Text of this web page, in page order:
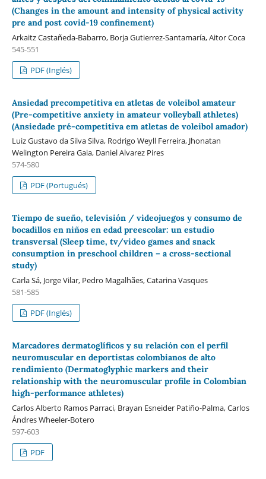
(Changes in the amount and intensity of physical activity
pre and post covid-19 confinement)
Arkaitz Castañeda-Babarro, Borja Gutierrez-Santamaría, Aitor Coca
545-551
PDF (Inglés)
Ansiedad precompetitiva en atletas de voleibol amateur
(Pre-competitive anxiety in amateur volleyball athletes)
(Ansiedade pré-competitiva em atletas de voleibol amador)
Luiz Gustavo da Silva Silva, Rodrigo Weyll Ferreira, Jhonatan
Welington Pereira Gaia, Daniel Alvarez Pires
574-580
PDF (Portugués)
Tiempo de sueño, televisión / videojuegos y consumo de
bocadillos en niños en edad preescolar: un estudio
transversal (Sleep time, tv/video games and snack
consumption in preschool children – a cross-sectional
study)
Carla Sá, Jorge Vilar, Pedro Magalhães, Catarina Vasques
581-585
PDF (Inglés)
Marcadores dermatoglíficos y su relación con el perfil
neuromuscular en deportistas colombianos de alto
rendimiento (Dermatoglyphic markers and their
relationship with the neuromuscular profile in Colombian
high-performance athletes)
Carlos Alberto Ramos Parraci, Brayan Esneider Patiño-Palma, Carlos
Ándres Wheeler-Botero
597-603
PDF